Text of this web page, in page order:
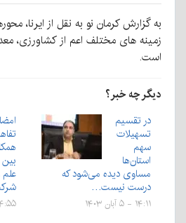
به گزارش کرمان نو به نقل از ایرنا،
زمینه های مختلف اعم از کشاورزی،
است.
دیگر چه خبر؟
در تقسیم
تسهیلات
سهم
استان‌ها
مساوی دیده می‌شود که
درست نیست…
۱۴:۱۱ - ۵ آبان ۱۴۰۳ ۱۴:۵۵ - ۱۷